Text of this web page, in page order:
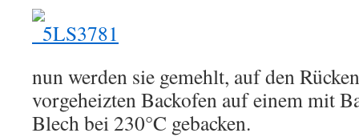
nun werden sie gemehlt, auf den
vorgeheizten Backofen auf einem mit
Blech bei 230°C gebacken.